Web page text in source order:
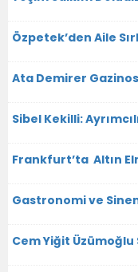
Özpetek’den Aile
Ata Demirer
Sibel Kekilli:
Frankfurt’ta Altın
Gastronomi ve
Cem Yiğit